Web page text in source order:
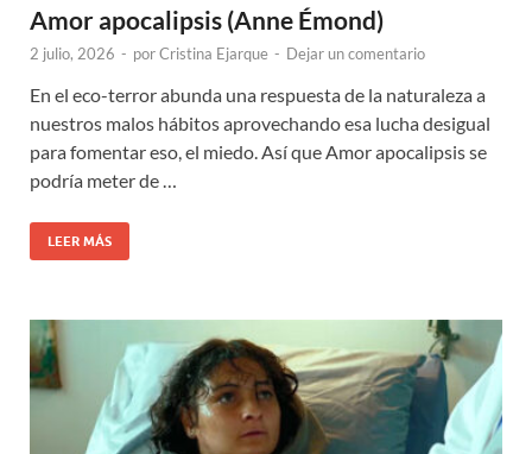
Amor apocalipsis (Anne Émond)
2 julio, 2026 - porCristina Ejarque - Dejar un comentario
En el eco-terror abunda una respuesta de la naturaleza a
nuestros malos hábitos aprovechando esa lucha desigual
para fomentar eso, el miedo. Así que Amor apocalipsis se
podría meter de …
LEER MÁS